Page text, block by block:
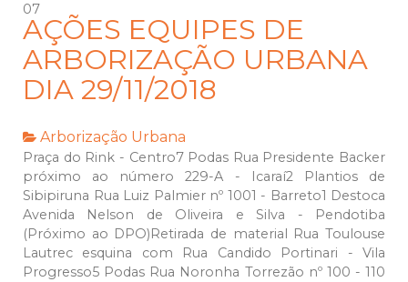
07
AÇÕES EQUIPES DE
ARBORIZAÇÃO URBANA
DIA 29/11/2018
Arborização Urbana
Praça do Rink - Centro7 Podas Rua Presidente Backer
próximo ao número 229-A - Icaraí2 Plantios de
Sibipiruna Rua Luiz Palmier nº 1001 - Barreto1 Destoca
Avenida Nelson de Oliveira e Silva - Pendotiba
(Próximo ao DPO)Retirada de material Rua Toulouse
Lautrec esquina com Rua Candido Portinari - Vila
Progresso5 Podas Rua Noronha Torrezão nº 100 - 110